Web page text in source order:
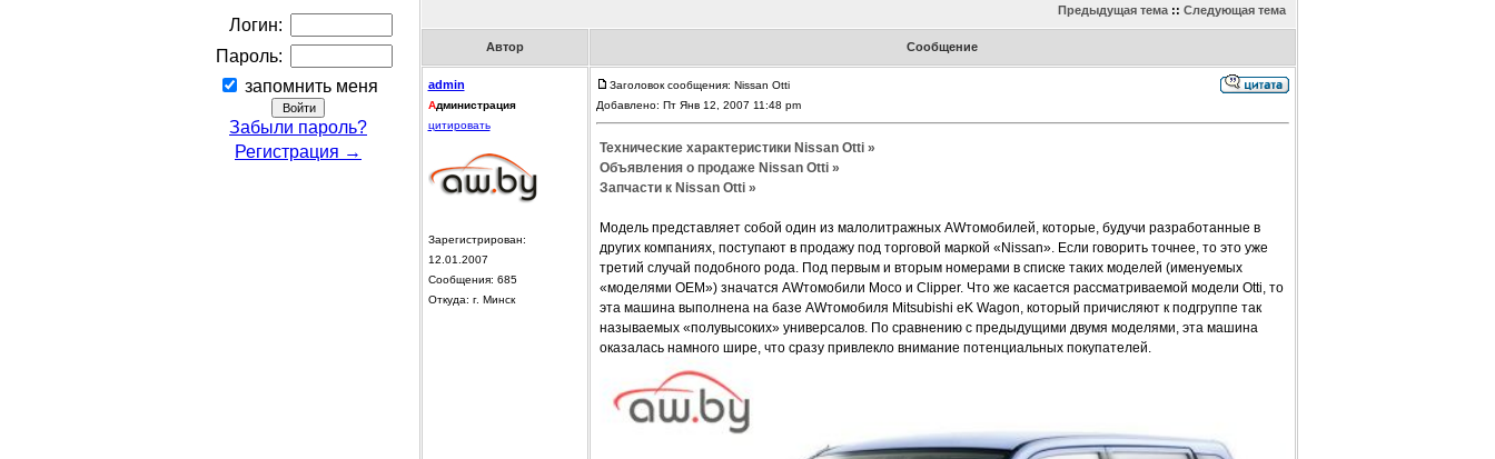
Логин:
Пароль:
запомнить меня
Забыли пароль?
Регистрация →
Предыдущая тема:: Следующая тема
Автор Сообщение
admin
Администрация
цитировать
Зарегистрирован:
12.01.2007
Сообщения: 685
Откуда: г. Минск
Заголовок сообщения: Nissan Otti
Добавлено: Пт Янв 12, 2007 11:48 pm
Технические характеристики Nissan Otti »
Объявления о продаже Nissan Otti »
Запчасти к Nissan Otti »
Модель представляет собой один из малолитражных AWтомобилей, которые, будучи разработанные в
других компаниях, поступают в продажу под торговой маркой «Nissan». Если говорить точнее, то это уже
третий случай подобного рода. Под первым и вторым номерами в списке таких моделей (именуемых
«моделями OEM») значатся AWтомобили Moco и Clipper. Что же касается рассматриваемой модели Otti, то
эта машина выполнена на базе AWтомобиля Mitsubishi eK Wagon, который причисляют к подгруппе так
называемых «полувысоких» универсалов. По сравнению с предыдущими двумя моделями, эта машина
оказалась намного шире, что сразу привлекло внимание потенциальных покупателей.